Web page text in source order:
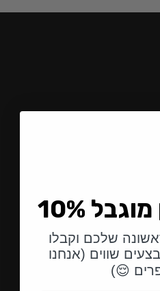
מוגבל
שלכם וקבלו
שווים (אנחנו
😌)